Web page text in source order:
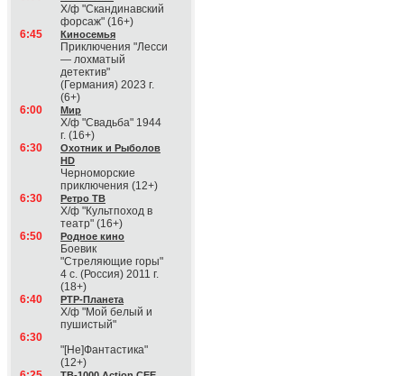
Х/ф "Скандинавский
форсаж" (16+)
6:45
Киносемья
Приключения "Лесси
— лохматый
детектив"
(Германия) 2023 г.
(6+)
6:00
Мир
Х/ф "Свадьба" 1944
г. (16+)
6:30
Охотник и Рыболов
HD
Черноморские
приключения (12+)
6:30
Ретро ТВ
Х/ф "Культпоход в
театр" (16+)
6:50
Родное кино
Боевик
"Стреляющие горы"
4 с. (Россия) 2011 г.
(18+)
6:40
РТР-Планета
Х/ф "Мой белый и
пушистый"
6:30
"[Не]Фантастика"
(12+)